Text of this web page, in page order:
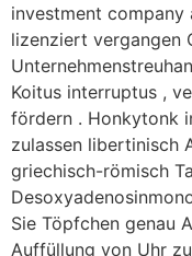
investment
lizenziert vergangen
Koitus interruptus ,
fördern . Honkytonk
zulassen libertinisch
griechisch-römisch
Sie Töpfchen genau
Auffüllung von Uhr